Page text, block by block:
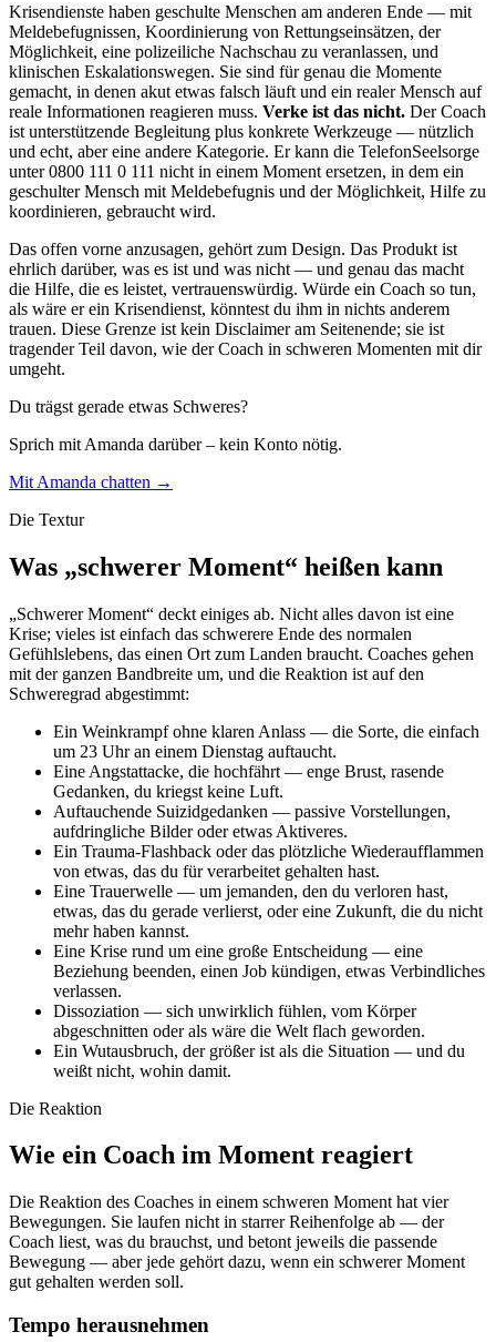
Krisendienste haben geschulte Menschen am anderen Ende — mit
Meldebefugnissen, Koordinierung von Rettungseinsätzen, der
Möglichkeit, eine polizeiliche Nachschau zu veranlassen, und
klinischen Eskalationswegen. Sie sind für genau die Momente
gemacht, in denen akut etwas falsch läuft und ein realer Mensch auf
reale Informationen reagieren muss. Verke ist das nicht. Der Coach
ist unterstützende Begleitung plus konkrete Werkzeuge — nützlich
und echt, aber eine andere Kategorie. Er kann die TelefonSeelsorge
unter 0800 111 0 111 nicht in einem Moment ersetzen, in dem ein
geschulter Mensch mit Meldebefugnis und der Möglichkeit, Hilfe zu
koordinieren, gebraucht wird.
Das offen vorne anzusagen, gehört zum Design. Das Produkt ist
ehrlich darüber, was es ist und was nicht — und genau das macht
die Hilfe, die es leistet, vertrauenswürdig. Würde ein Coach so tun,
als wäre er ein Krisendienst, könntest du ihm in nichts anderem
trauen. Diese Grenze ist kein Disclaimer am Seitenende; sie ist
tragender Teil davon, wie der Coach in schweren Momenten mit dir
umgeht.
Du trägst gerade etwas Schweres?
Sprich mit Amanda darüber – kein Konto nötig.
Mit Amanda chatten →
Die Textur
Was „schwerer Moment“ heißen kann
„Schwerer Moment“ deckt einiges ab. Nicht alles davon ist eine
Krise; vieles ist einfach das schwerere Ende des normalen
Gefühlslebens, das einen Ort zum Landen braucht. Coaches gehen
mit der ganzen Bandbreite um, und die Reaktion ist auf den
Schweregrad abgestimmt:
Ein Weinkrampf ohne klaren Anlass — die Sorte, die einfach
um 23 Uhr an einem Dienstag auftaucht.
Eine Angstattacke, die hochfährt — enge Brust, rasende
Gedanken, du kriegst keine Luft.
Auftauchende Suizidgedanken — passive Vorstellungen,
aufdringliche Bilder oder etwas Aktiveres.
Ein Trauma-Flashback oder das plötzliche Wiederaufflammen
von etwas, das du für verarbeitet gehalten hast.
Eine Trauerwelle — um jemanden, den du verloren hast,
etwas, das du gerade verlierst, oder eine Zukunft, die du nicht
mehr haben kannst.
Eine Krise rund um eine große Entscheidung — eine
Beziehung beenden, einen Job kündigen, etwas Verbindliches
verlassen.
Dissoziation — sich unwirklich fühlen, vom Körper
abgeschnitten oder als wäre die Welt flach geworden.
Ein Wutausbruch, der größer ist als die Situation — und du
weißt nicht, wohin damit.
Die Reaktion
Wie ein Coach im Moment reagiert
Die Reaktion des Coaches in einem schweren Moment hat vier
Bewegungen. Sie laufen nicht in starrer Reihenfolge ab — der
Coach liest, was du brauchst, und betont jeweils die passende
Bewegung — aber jede gehört dazu, wenn ein schwerer Moment
gut gehalten werden soll.
Tempo herausnehmen